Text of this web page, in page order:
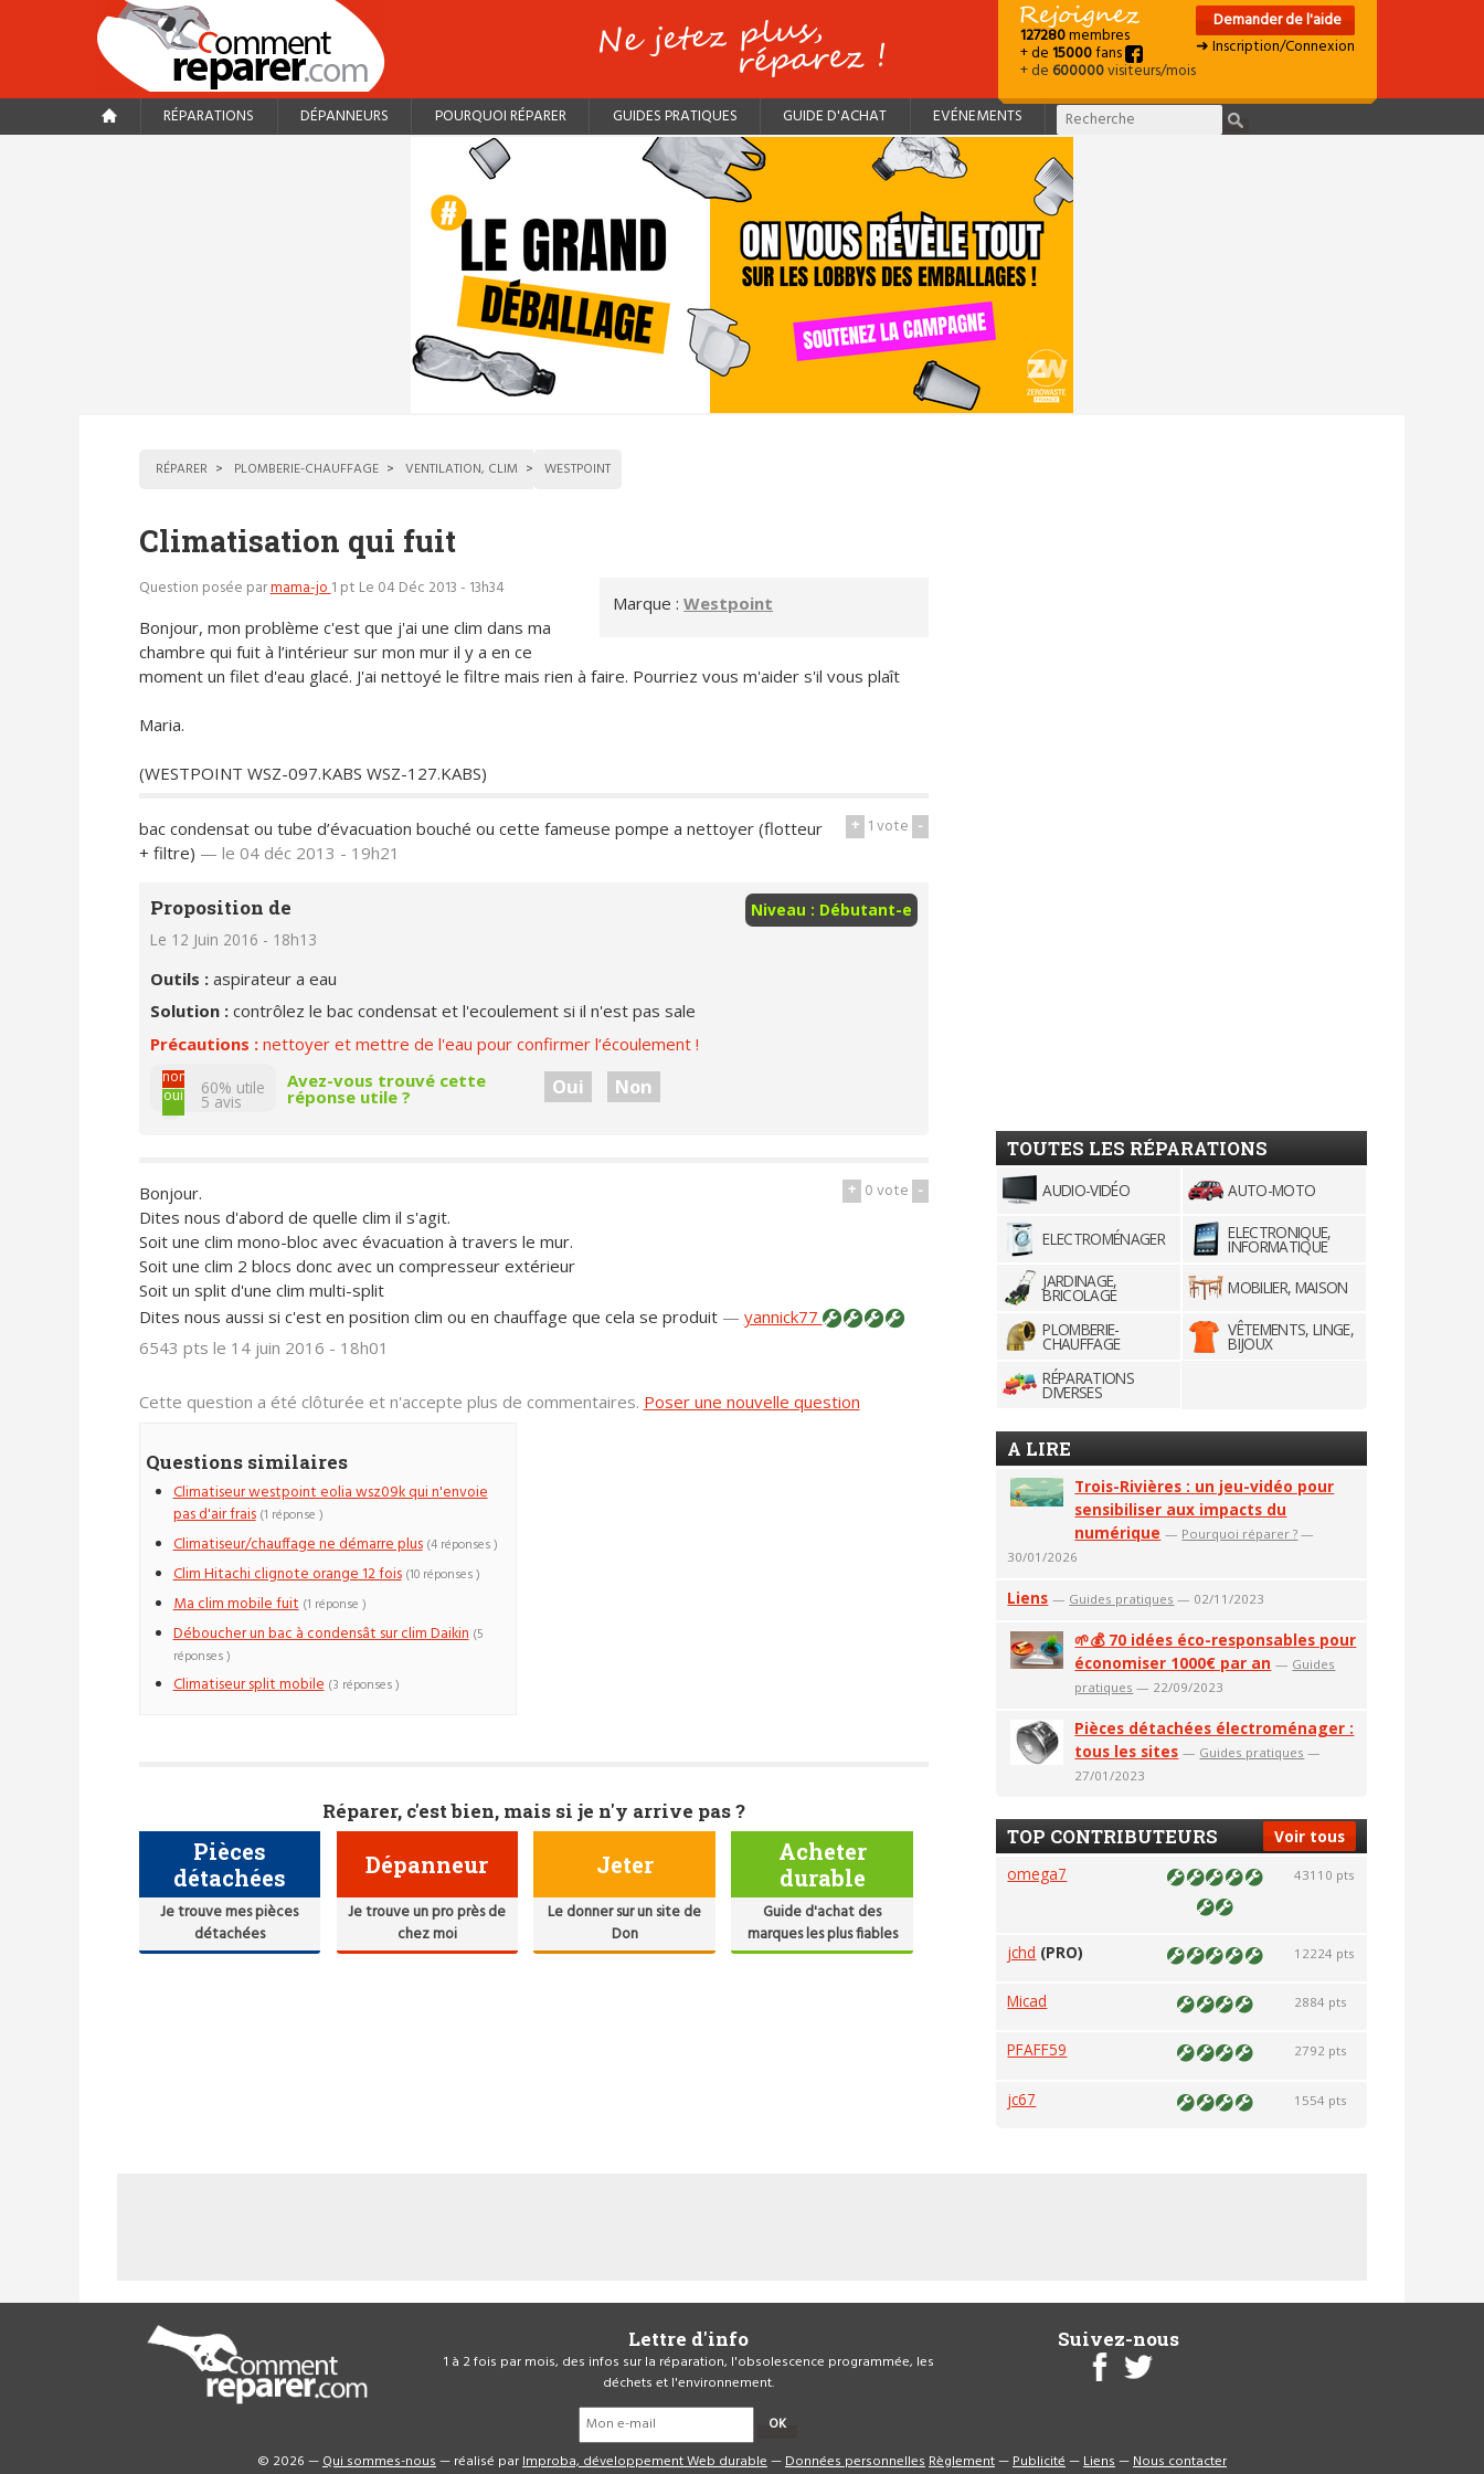
127280membres
+ de15000fans
+ de600000visiteurs/mois
Demander de l'aide
➜ Inscription/Connexion
RÉPARATIONS DÉPANNEURS POURQUOI RÉPARER GUIDES PRATIQUES GUIDE D'ACHAT EVÉNEMENTS
RÉPARER PLOMBERIE-CHAUFFAGE VENTILATION, CLIM WESTPOINT
Climatisation qui fuit
Marque :Westpoint
Question posée parmama-jo1 pt Le 04 Déc 2013 - 13h34
Bonjour, mon problème c'est que j'ai une clim dans ma
chambre qui fuit à l’intérieur sur mon mur il y a en ce
moment un filet d'eau glacé. J'ai nettoyé le filtre mais rien à faire. Pourriez vous m'aider s'il vous plaît
Maria.
(WESTPOINT WSZ-097.KABS WSZ-127.KABS)
+ 1vote -
bac condensat ou tube d’évacuation bouché ou cette fameuse pompe a nettoyer (flotteur
+ filtre) — le 04 déc 2013 - 19h21
Niveau : Débutant-e
Proposition de
Le 12 Juin 2016 - 18h13
Outils : aspirateur a eau
Solution : contrôlez le bac condensat et l'ecoulement si il n'est pas sale
Précautions : nettoyer et mettre de l'eau pour confirmer l’écoulement !
non
oui
60% utile
5 avis
Avez-vous trouvé cette
réponse utile ? Oui Non
+ 0vote -
Bonjour.
Dites nous d'abord de quelle clim il s'agit.
Soit une clim mono-bloc avec évacuation à travers le mur.
Soit une clim 2 blocs donc avec un compresseur extérieur
Soit un split d'une clim multi-split
Dites nous aussi si c'est en position clim ou en chauffage que cela se produit — yannick77
6543 pts le 14 juin 2016 - 18h01
Cette question a été clôturée et n'accepte plus de commentaires. Poser une nouvelle question
Questions similaires
Climatiseur westpoint eolia wsz09k qui n'envoie
pas d'air frais (1 réponse )
Climatiseur/chauffage ne démarre plus (4 réponses )
Clim Hitachi clignote orange 12 fois (10 réponses )
Ma clim mobile fuit (1 réponse )
Déboucher un bac à condensât sur clim Daikin (5
réponses )
Climatiseur split mobile (3 réponses )
Réparer, c'est bien, mais si je n'y arrive pas ?
Pièces
détachées
Je trouve mes pièces
détachées
Dépanneur
Je trouve un pro près de
chez moi
Jeter
Le donner sur un site de
Don
Acheter
durable
Guide d'achat des
marques les plus fiables
TOUTES LES RÉPARATIONS
AUDIO-VIDÉO AUTO-MOTO
ELECTROMÉNAGER ELECTRONIQUE,
INFORMATIQUE
JARDINAGE,
BRICOLAGE
MOBILIER, MAISON
PLOMBERIE-
CHAUFFAGE
VÊTEMENTS, LINGE,
BIJOUX
RÉPARATIONS
DIVERSES
A LIRE
Trois-Rivières : un jeu-vidéo pour
sensibiliser aux impacts du
numérique — Pourquoi réparer ? —
30/01/2026
Liens — Guides pratiques — 02/11/2023
🌱💰 70 idées éco-responsables pour
économiser 1000€ par an — Guides
pratiques — 22/09/2023
Pièces détachées électroménager :
tous les sites — Guides pratiques —
27/01/2023
Voir tous
TOP CONTRIBUTEURS
omega7 43110 pts
jchd (PRO) 12224 pts
Micad 2884 pts
PFAFF59 2792 pts
jc67 1554 pts
Lettre d'info
1 à 2 fois par mois, des infos sur la réparation, l'obsolescence programmée, les
déchets et l'environnement.
OK
Suivez-nous
© 2026 —Qui sommes-nous— réalisé parImproba, développement Web durable—Données personnellesRèglement—Publicité—Liens—Nous contacter